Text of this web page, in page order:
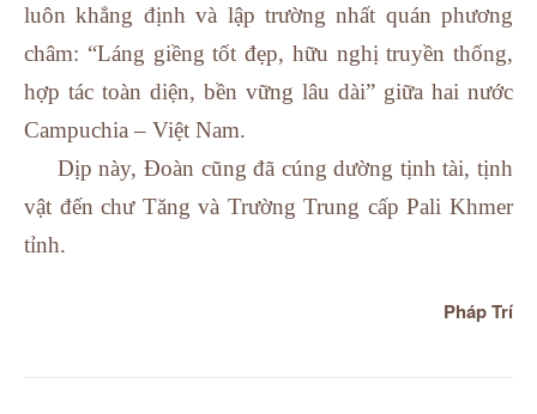
luôn khẳng định và lập trường nhất quán phương
châm: “Láng giềng tốt đẹp, hữu nghị truyền thống,
hợp tác toàn diện, bền vững lâu dài” giữa hai nước
Campuchia – Việt Nam.
Dịp này, Đoàn cũng đã cúng dường tịnh tài, tịnh
vật đến chư Tăng và Trường Trung cấp Pali Khmer
tỉnh.
Pháp Trí